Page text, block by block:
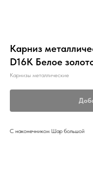
Карниз
D16К Белое
Карнизы металлические
С наконечником Шар большой